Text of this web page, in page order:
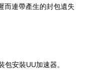
而連帶產生的封包遺失
安裝UU加速器。